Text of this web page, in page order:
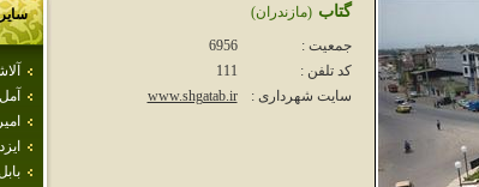
آمل
گتاب (مازندران)
جمعیت :
6956
کد تلفن :
111
سایت شهرداری :
www.shgatab.ir